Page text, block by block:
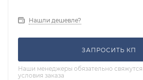
Нашли дешевле?
ЗАПРОСИТЬ КП
Наши менеджеры обязательно свяжутся
условия заказа